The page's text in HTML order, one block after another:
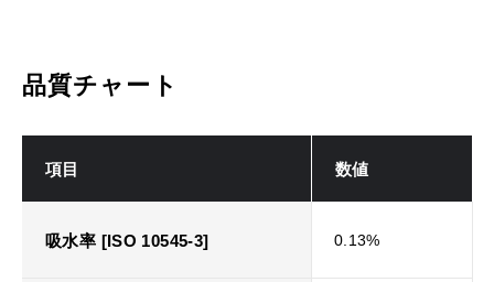
品質チャート
項目 数値
吸水率 [ISO 10545-3] 0.13%